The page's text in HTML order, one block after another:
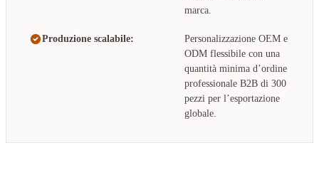
marca.
Produzione scalabile:
Personalizzazione OEM e
ODM flessibile con una
quantità minima d’ordine
professionale B2B di 300
pezzi per l’esportazione
globale.